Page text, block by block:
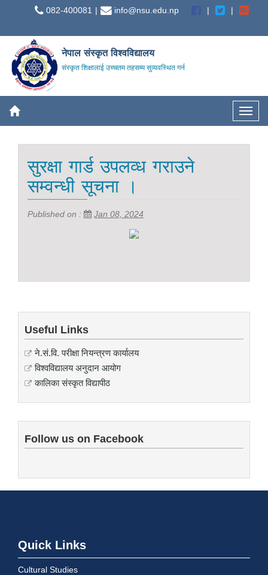
082-400081 info@nsu.edu.np
नेपाल संस्कृत विश्वविद्यालय
संस्कृत शिक्षालाई उच्चतम तहसम्म सुव्यवस्थित गर्न
सुरक्षा गार्ड उपलव्ध गराउने
सम्वन्धी सूचना ।
Published on : Jan 08, 2024
Useful Links
ने.सं.वि. परीक्षा नियन्त्रण कार्यालय
विश्वविद्यालय अनुदान आयोग
कालिका संस्कृत विद्यापीठ
Follow us on Facebook
Quick Links
Cultural Studies